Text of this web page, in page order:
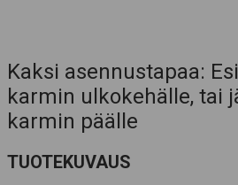
Kaksi asennustapaa:
karmin ulkokehälle, tai
karmin päälle
TUOTEKUVAUS